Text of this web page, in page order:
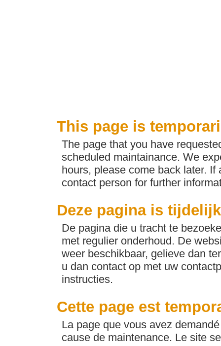
This page is
The page that you have
scheduled maintainance. We
hours, please come back later.
contact person for further
Deze pagina is
De pagina die u tracht te
met regulier onderhoud. De
weer beschikbaar, gelieve dan
u dan contact op met uw
instructies.
Cette page est
La page que vous avez
cause de maintenance. Le site